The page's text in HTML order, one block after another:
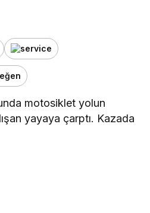
motosiklet yolun
yayaya çarptı. Kazada